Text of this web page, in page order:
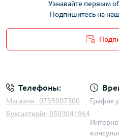
Узнавайте первым
Подпишитесь на
Телефоны:
Магазин - 0735007300
Бухгалтерія- 0503041964
График